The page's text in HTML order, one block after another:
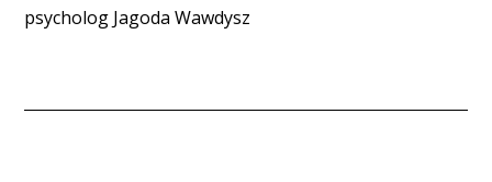
psycholog Jagoda Wawdysz